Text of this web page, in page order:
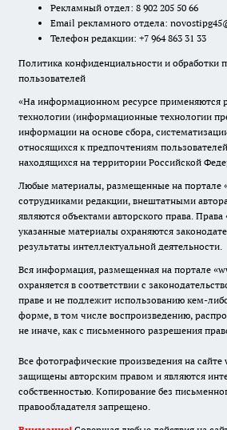
Рекламный отдел: 8 902 205 50 66
Email рекламного отдела:
Телефон редакции: +7 964 863 31 33
Политика конфиденциальности и обработки
пользователей
«На информационном ресурсе применяются
технологии (информационные технологии
информации на основе сбора,
относящихся к предпочтениям
находящихся на территории Российской
Любые материалы, размещенные на портале
сотрудниками редакции, внештатными
являются объектами авторского права. Права
указанные материалы охраняются
результаты интеллектуальной деятельности.
Вся информация, размещенная на портале
охраняется в соответствии с
праве и не подлежит использованию кем-
форме, в том числе воспроизведению,
не иначе, как с письменного разрешения
Все фотографические произведения на сайте
защищены авторским правом и являются
собственностью. Копирование без
правообладателя запрещено.